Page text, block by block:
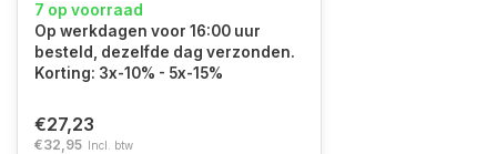
7 op voorraad
Op werkdagen voor 16:00 uur
besteld, dezelfde dag verzonden.
Korting: 3x-10% - 5x-15%
€27,23
€32,95 Incl. btw